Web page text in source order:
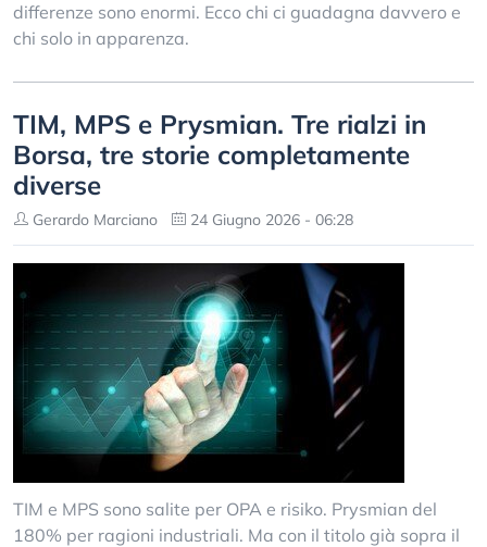
differenze sono enormi. Ecco chi ci guadagna davvero e
chi solo in apparenza.
TIM, MPS e Prysmian. Tre rialzi in
Borsa, tre storie completamente
diverse
Gerardo Marciano 24 Giugno 2026 - 06:28
TIM e MPS sono salite per OPA e risiko. Prysmian del
180% per ragioni industriali. Ma con il titolo già sopra il